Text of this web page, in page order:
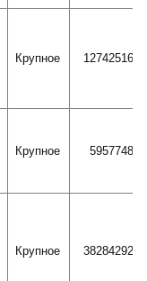
Крупное 12742516
Крупное 5957748
Крупное 38284292